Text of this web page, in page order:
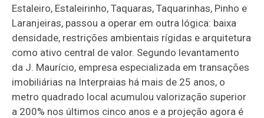
Estaleiro, Estaleirinho, Taquaras, Taquarinhas, Pinho e
Laranjeiras, passou a operar em outra lógica: baixa
densidade, restrições ambientais rígidas e arquitetura
como ativo central de valor. Segundo levantamento
da J. Maurício, empresa especializada em transações
imobiliárias na Interpraias há mais de 25 anos, o
metro quadrado local acumulou valorização superior
a 200% nos últimos cinco anos e a projeção agora é